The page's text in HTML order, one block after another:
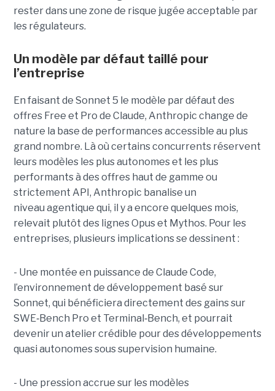
rester dans une zone de risque jugée acceptable par
les régulateurs.
Un modèle par défaut taillé pour
l’entreprise
En faisant de Sonnet 5 le modèle par défaut des
offres Free et Pro de Claude, Anthropic change de
nature la base de performances accessible au plus
grand nombre. Là où certains concurrents réservent
leurs modèles les plus autonomes et les plus
performants à des offres haut de gamme ou
strictement API, Anthropic banalise un
niveau agentique qui, il y a encore quelques mois,
relevait plutôt des lignes Opus et Mythos. Pour les
entreprises, plusieurs implications se dessinent :
- Une montée en puissance de Claude Code,
l’environnement de développement basé sur
Sonnet, qui bénéficiera directement des gains sur
SWE‑Bench Pro et Terminal‑Bench, et pourrait
devenir un atelier crédible pour des développements
quasi autonomes sous supervision humaine.
- Une pression accrue sur les modèles